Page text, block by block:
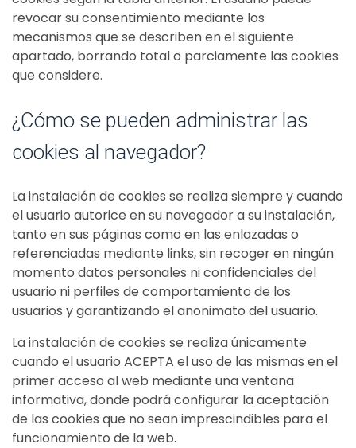
revocar su consentimiento mediante los
mecanismos que se describen en el siguiente
apartado, borrando total o parciamente las cookies
que considere.
¿Cómo se pueden administrar las
cookies al navegador?
La instalación de cookies se realiza siempre y cuando
el usuario autorice en su navegador a su instalación,
tanto en sus páginas como en las enlazadas o
referenciadas mediante links, sin recoger en ningún
momento datos personales ni confidenciales del
usuario ni perfiles de comportamiento de los
usuarios y garantizando el anonimato del usuario.
La instalación de cookies se realiza únicamente
cuando el usuario ACEPTA el uso de las mismas en el
primer acceso al web mediante una ventana
informativa, donde podrá configurar la aceptación
de las cookies que no sean imprescindibles para el
funcionamiento de la web.